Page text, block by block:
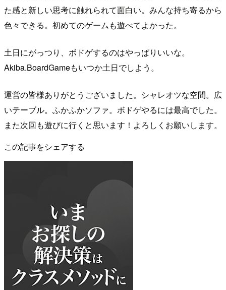
た感と新しい思考に触れられて面白い。みんな持ち寄るから
色々できる。初めてのゲームも遊べてよかった。
土日にがっつり、ボドゲするのはやっぱりいいな。
Akiba.BoardGameもいつか土日でしよう。
運営の皆様ありがとうございました。シャレオツな空間。広
いテーブル。ふかふかソファ。ボドゲやるには最高でした。
また次回も遊びに行くと思います！よろしくお願いします。
この記事をシェアする